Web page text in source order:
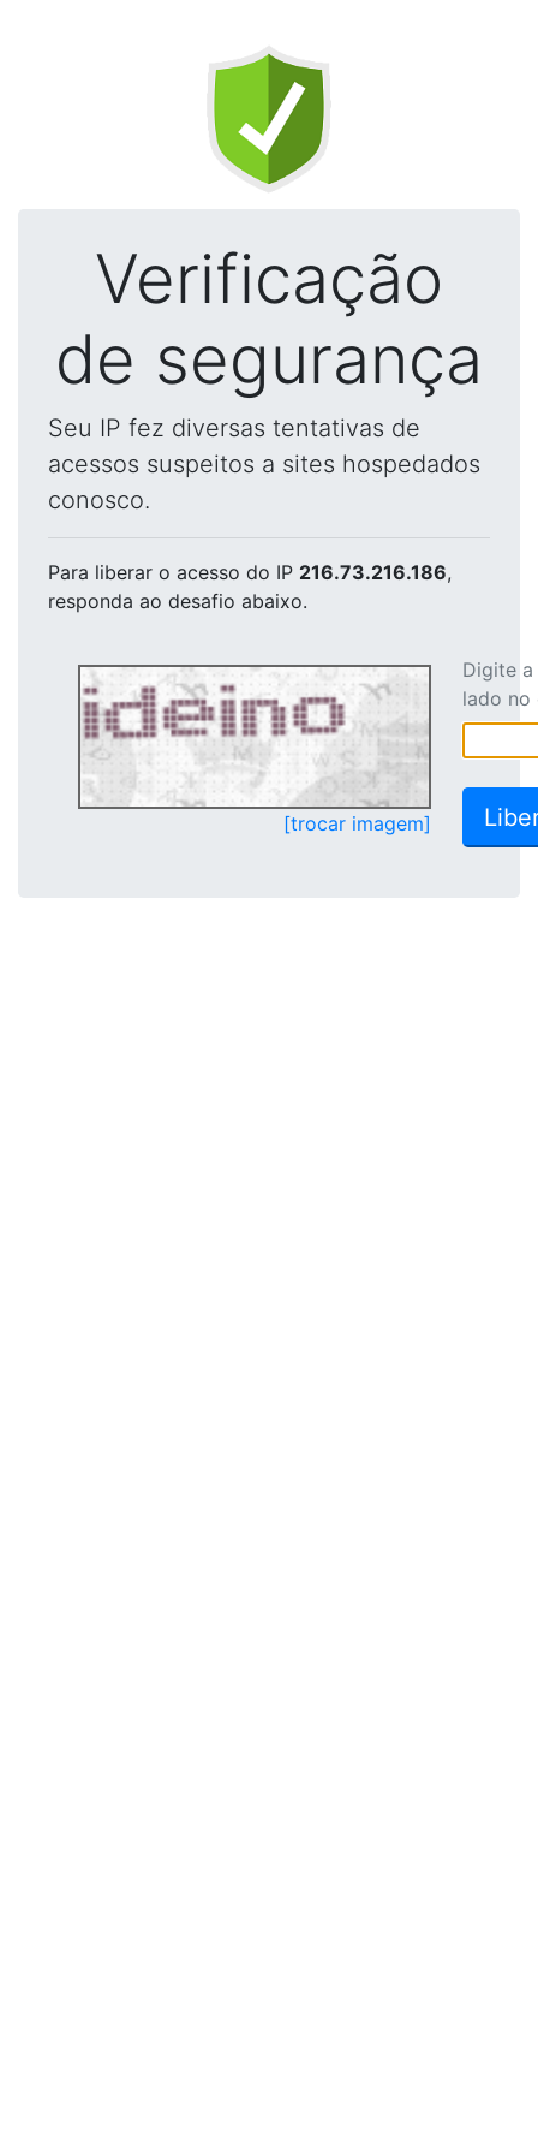
Verificação
de segurança
Seu IP fez diversas tentativas de
acessos suspeitos a sites hospedados
conosco.
Para liberar o acesso do IP 216.73.216.186,
responda ao desafio abaixo.
[trocar imagem]
Digite
lado no